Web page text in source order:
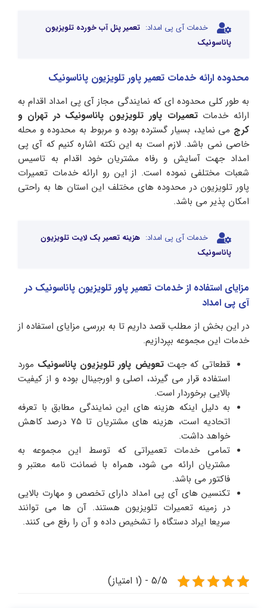
خدمات آی پی امداد: تعمیر پنل آب خورده تلویزیون
پاناسونیک
محدوده ارائه خدمات تعمیر پاور تلویزیون پاناسونیک
به طور کلی محدوده ای که نمایندگی مجاز آی پی امداد اقدام به
ارائه خدمات تعمیرات پاور تلویزیون پاناسونیک در تهران و
کرج می نماید، بسیار گسترده بوده و مربوط به محدوده و محله
خاصی نمی باشد. لازم است به این نکته اشاره کنیم که آی پی
امداد جهت آسایش و رفاه مشتریان خود اقدام به تاسیس
شعبات مختلفی نموده است. از این رو ارائه خدمات تعمیرات
پاور تلویزیون در محدوده های مختلف این استان ها به راحتی
امکان پذیر می باشد.
خدمات آی پی امداد: هزینه تعمیر بک لایت تلویزیون
پاناسونیک
مزایای استفاده از خدمات تعمیر پاور تلویزیون پاناسونیک در
آی پی امداد
در این بخش از مطلب قصد داریم تا به بررسی مزایای استفاده از
خدمات این مجموعه بپردازیم.
قطعاتی که جهتتعویض پاور تلویزیون پاناسونیک مورد
استفاده قرار می گیرند، اصلی و اورجینال بوده و از کیفیت
بالایی برخوردار است.
به دلیل اینکه هزینه های این نمایندگی مطابق با تعرفه
اتحادیه است، هزینه های مشتریان تا ۷۵ درصد کاهش
خواهد داشت.
تمامی خدمات تعمیراتی که توسط این مجموعه به
مشتریان ارائه می شود، همراه با ضمانت نامه معتبر و
فاکتور می باشد.
تکنسین های آی پی امداد دارای تخصص و مهارت بالایی
در زمینه تعمیرات تلویزیون هستند. آن ها می توانند
سریعا ایراد دستگاه را تشخیص داده و آن را رفع می کنند.
5/5 - (1 امتیاز)